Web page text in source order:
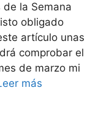
la Semana
obligado
artículo unas
comprobar el
de marzo mi
más